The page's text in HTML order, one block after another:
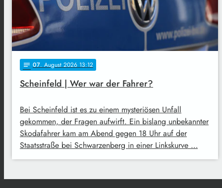
notes 07. August 2026 13:12
Scheinfeld | Wer war der Fahrer?
Bei Scheinfeld ist es zu einem mysteriösen Unfall
gekommen, der Fragen aufwirft. Ein bislang unbekannter
Skodafahrer kam am Abend gegen 18 Uhr auf der
Staatsstraße bei Schwarzenberg in einer Linkskurve …